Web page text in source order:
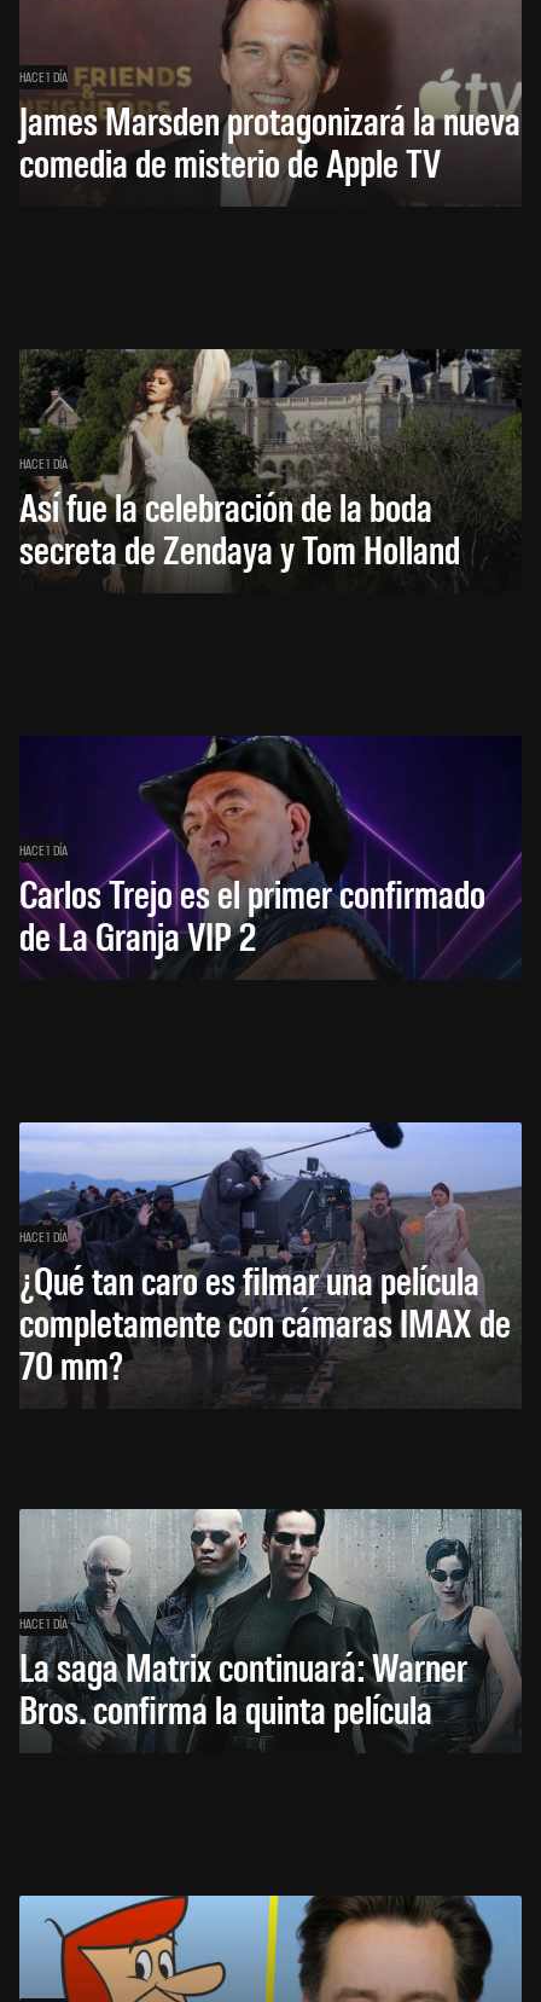
HACE 1 DÍA
James Marsden protagonizará la nueva
comedia de misterio de Apple TV
HACE 1 DÍA
Así fue la celebración de la boda
secreta de Zendaya y Tom Holland
HACE 1 DÍA
Carlos Trejo es el primer confirmado
de La Granja VIP 2
HACE 1 DÍA
¿Qué tan caro es filmar una película
completamente con cámaras IMAX de
70 mm?
HACE 1 DÍA
La saga Matrix continuará: Warner
Bros. confirma la quinta película